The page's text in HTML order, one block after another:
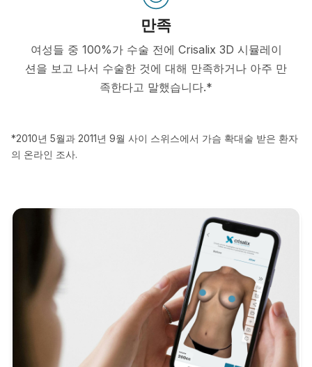
만족
여성들 중 100%가 수술 전에 Crisalix 3D 시뮬레이
션을 보고 나서 수술한 것에 대해 만족하거나 아주 만
족한다고 말했습니다.*
*2010년 5월과 2011년 9월 사이 스위스에서 가슴 확대술 받은 환자
의 온라인 조사.